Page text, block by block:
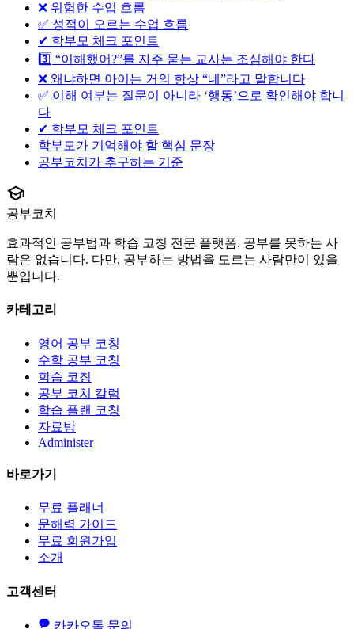
❌ 위험한 수업 흐름
✅ 성적이 오르는 수업 흐름
✔ 학부모 체크 포인트
3️⃣ “이해했어?”를 자주 묻는 교사는 조심해야 한다
❌ 왜냐하면 아이는 거의 항상 “네”라고 말합니다
✅ 이해 여부는 질문이 아니라 ‘행동’으로 확인해야 합니
다
✔ 학부모 체크 포인트
학부모가 기억해야 할 핵심 문장
공부코치가 추구하는 기준
school
공부코치
효과적인 공부법과 학습 코칭 전문 플랫폼. 공부를 못하는 사
람은 없습니다. 다만, 공부하는 방법을 모르는 사람만이 있을
뿐입니다.
카테고리
영어 공부 코칭
수학 공부 코칭
학습 코칭
공부 코치 칼럼
학습 플랜 코칭
자료방
Administer
바로가기
무료 플래너
문해력 가이드
무료 회원가입
소개
고객센터
카카오톡 문의